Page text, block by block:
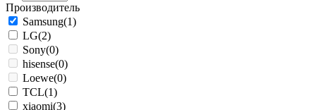
Производитель
Samsung(1)
LG(2)
Sony(0)
hisense(0)
Loewe(0)
TCL(1)
xiaomi(3)